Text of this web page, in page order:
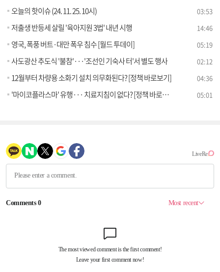
오늘의 핫이슈 (24. 11. 25. 10시) 03:53
저출생 반등세 살릴 '육아지원 3법' 내년 시행 14:46
영국, 폭풍 버트·대만 폭우 침수 [월드 투데이] 05:19
사도광산 추도식 '불참'···'조선인 기숙사 터'서 별도 행사 02:12
12월부터 차량용 소화기 설치 의무화된다? [정책 바로보기] 04:36
'마이코플라스마' 유행··· 치료지침이 없다? [정책 바로보기] 05:01